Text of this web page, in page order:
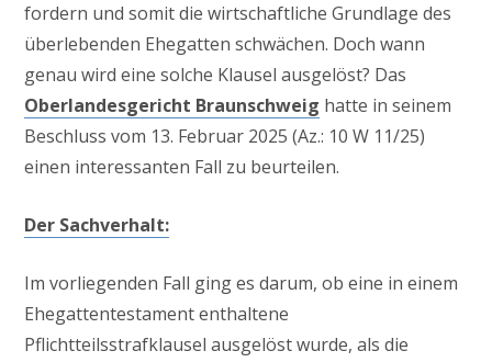
fordern und somit die wirtschaftliche Grundlage des
überlebenden Ehegatten schwächen. Doch wann
genau wird eine solche Klausel ausgelöst? Das
Oberlandesgericht Braunschweig hatte in seinem
Beschluss vom 13. Februar 2025 (Az.: 10 W 11/25)
einen interessanten Fall zu beurteilen.
Der Sachverhalt:
Im vorliegenden Fall ging es darum, ob eine in einem
Ehegattentestament enthaltene
Pflichtteilsstrafklausel ausgelöst wurde, als die